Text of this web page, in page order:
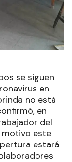
se siguen
en
no está
en
del
motivo este
estará